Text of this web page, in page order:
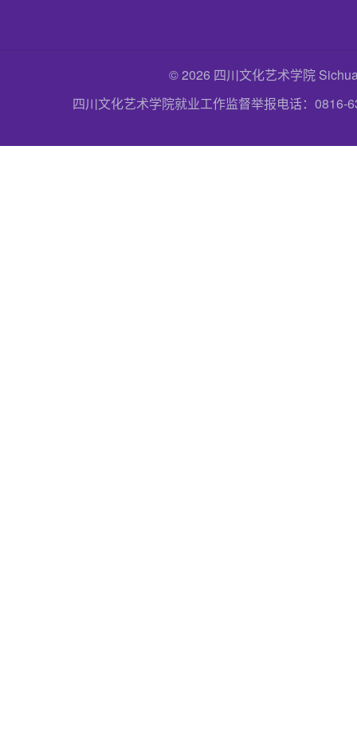
© 2026 四川文化艺术学院
四川文化艺术学院就业工作监督举报电话：